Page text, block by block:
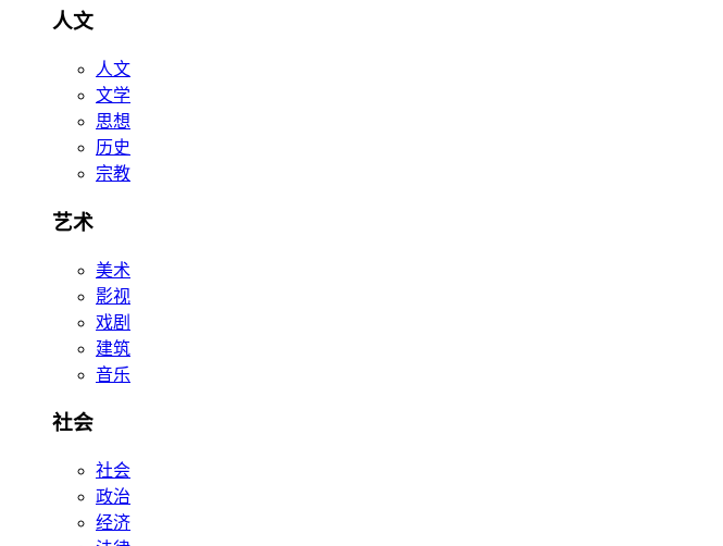
人文
人文
文学
思想
历史
宗教
艺术
美术
影视
戏剧
建筑
音乐
社会
社会
政治
经济